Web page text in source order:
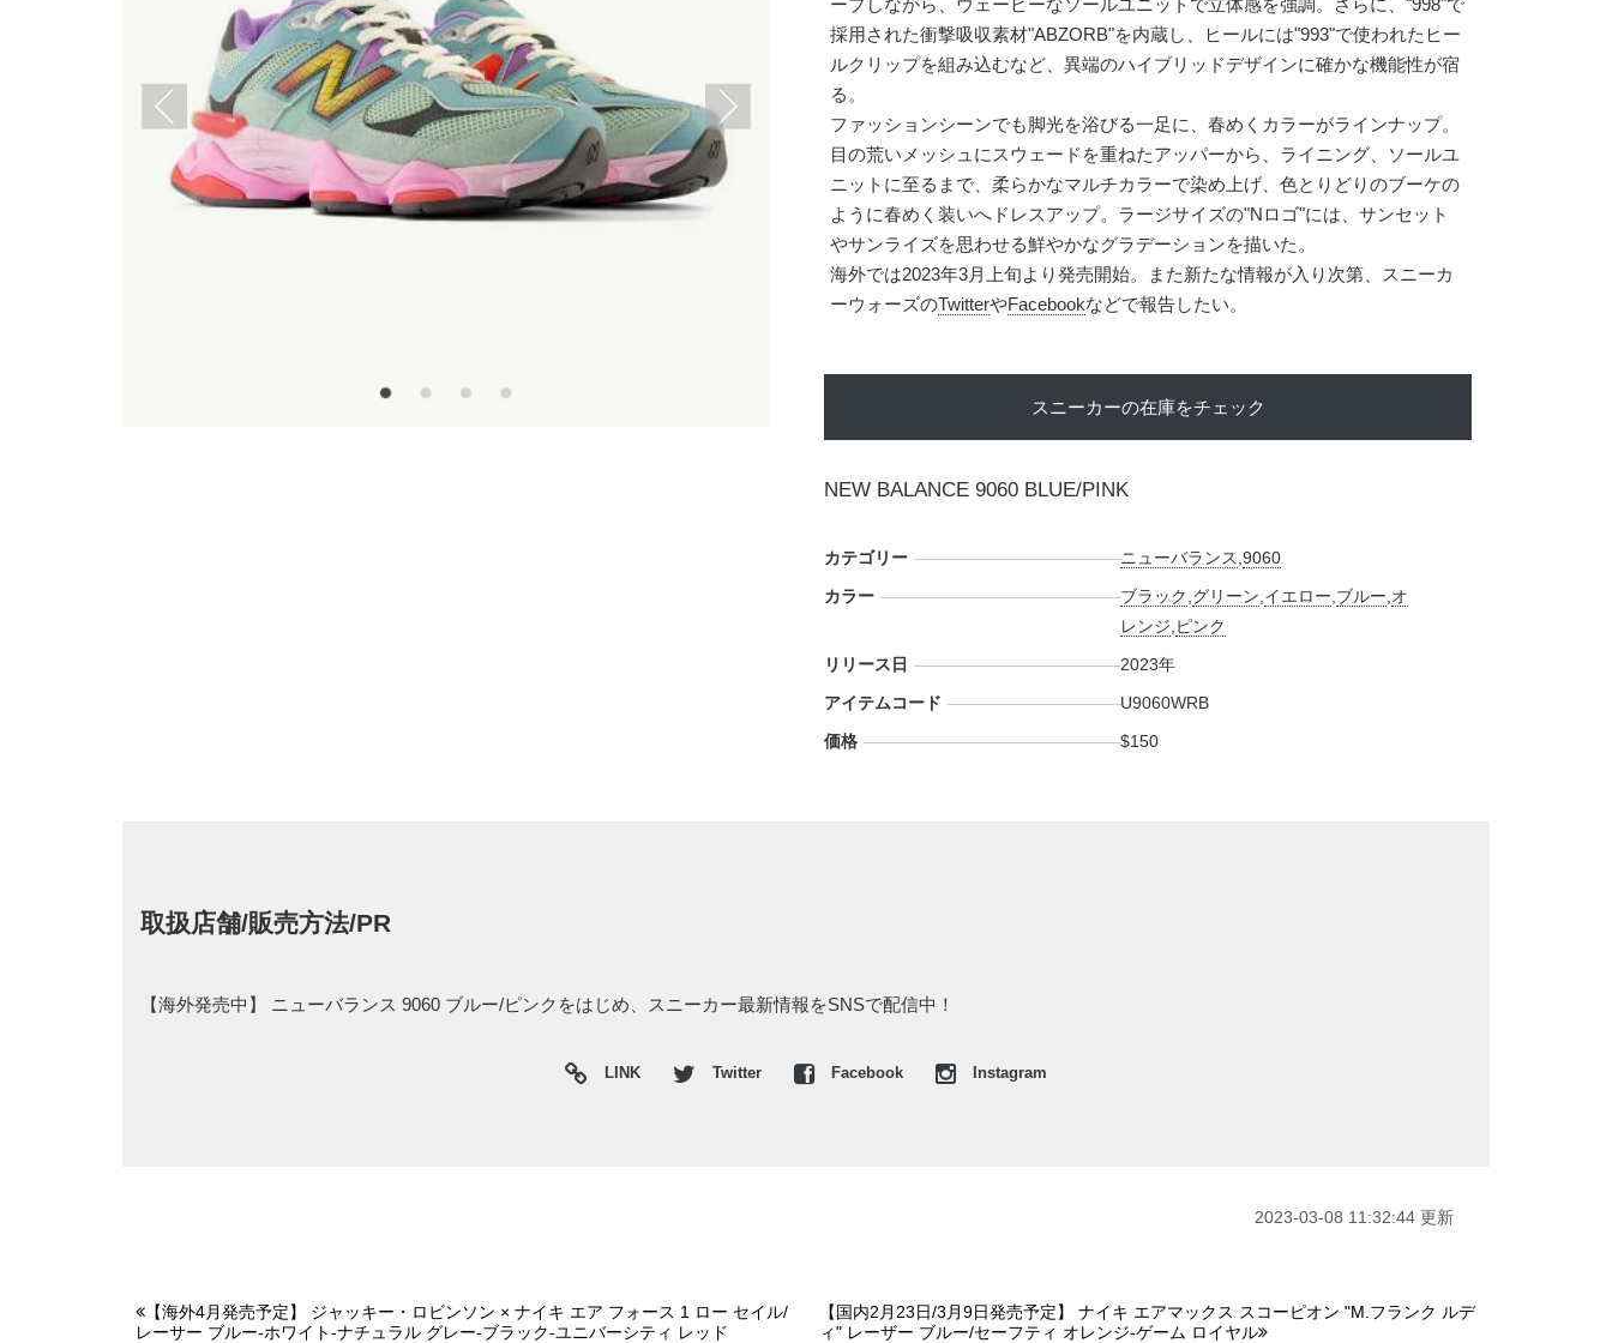
ープしながら、ウェービーなソールユニットで立体感を強調。さらに、"998"で
採用された衝撃吸収素材"ABZORB"を内蔵し、ヒールには"993"で使われたヒー
ルクリップを組み込むなど、異端のハイブリッドデザインに確かな機能性が宿
る。
ファッションシーンでも脚光を浴びる一足に、春めくカラーがラインナップ。
目の荒いメッシュにスウェードを重ねたアッパーから、ライニング、ソールユ
ニットに至るまで、柔らかなマルチカラーで染め上げ、色とりどりのブーケの
ように春めく装いへドレスアップ。ラージサイズの"Nロゴ"には、サンセット
やサンライズを思わせる鮮やかなグラデーションを描いた。
海外では2023年3月上旬より発売開始。また新たな情報が入り次第、スニーカ
ーウォーズのTwitterやFacebookなどで報告したい。
スニーカーの在庫をチェック
NEW BALANCE 9060 BLUE/PINK
カテゴリー ニューバランス ,9060
カラー
ブラック グリーン イエロー ブルー オ
レンジ ピンク
リリース日
2023年
アイテムコード
U9060WRB
価格
$150
取扱店舗/販売方法/PR
【海外発売中】 ニューバランス 9060 ブルー/ピンクをはじめ、スニーカー最新情報をSNSで配信中！
LINK Twitter Facebook Instagram
2023-03-08 11:32:44 更新
【海外4月発売予定】 ジャッキー・ロビンソン × ナイキ エア フォース 1 ロー セイル/
レーサー ブルー-ホワイト-ナチュラル グレー-ブラック-ユニバーシティ レッド
【国内2月23日/3月9日発売予定】 ナイキ エアマックス スコーピオン "M.フランク ルデ
ィ" レーザー ブルー/セーフティ オレンジ-ゲーム ロイヤル